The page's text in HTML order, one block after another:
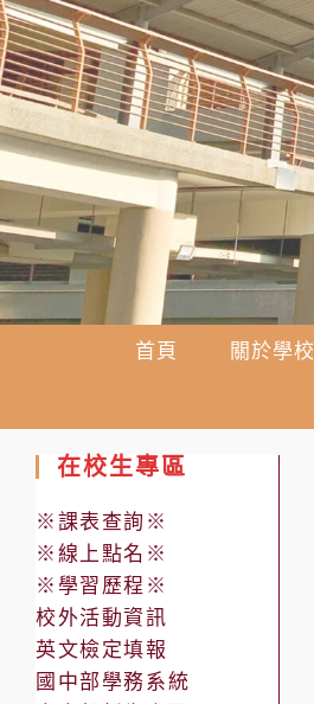
跳
轉
至
主
要
內
容
首頁 關於學校
在校生專區
※課表查詢※
※線上點名※
※學習歷程※
校外活動資訊
英文檢定填報
國中部學務系統